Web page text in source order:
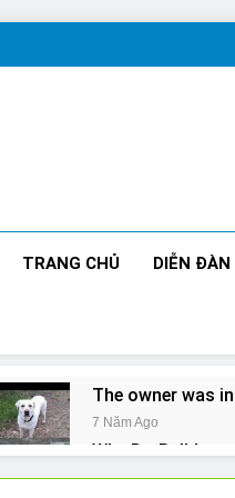
TRANG CHỦ DIỄN ĐÀN
The owner was
7 Năm Ago
Why Do
7 Năm Ago